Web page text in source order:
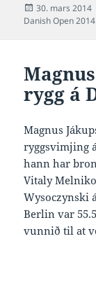
Posted
on
30. mars 2014
Danish Open 2014
rygg á
Magnus
ryggsvimjing
hann har
Vitaly
Wysoczynski
Berlin var
vunnið til at